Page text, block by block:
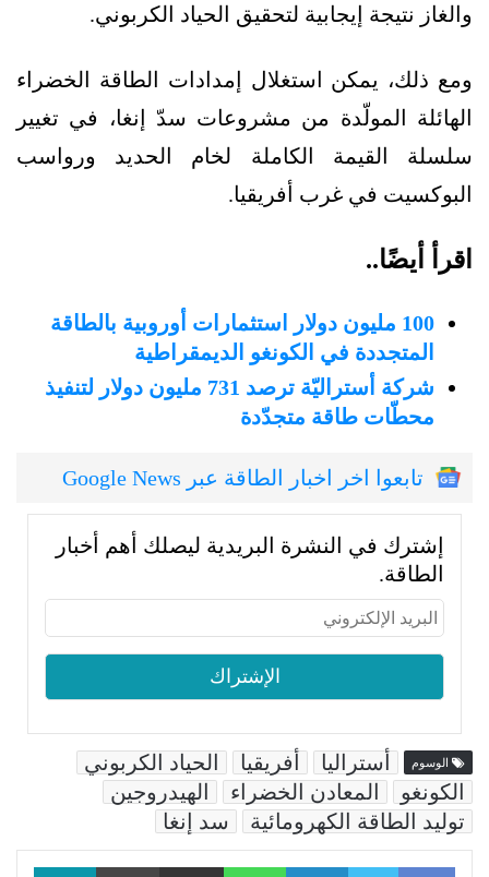
والغاز نتيجة إيجابية لتحقيق الحياد الكربوني.
ومع ذلك، يمكن استغلال إمدادات الطاقة الخضراء
الهائلة المولّدة من مشروعات سدّ إنغا، في تغيير
سلسلة القيمة الكاملة لخام الحديد ورواسب
البوكسيت في غرب أفريقيا.
اقرأ أيضًا..
100 مليون دولار استثمارات أوروبية بالطاقة
المتجددة في الكونغو الديمقراطية
شركة أستراليّة ترصد 731 مليون دولار لتنفيذ
محطّات طاقة متجدّدة
تابعوا اخر اخبار الطاقة عبر Google News
إشترك في النشرة البريدية ليصلك أهم أخبار
الطاقة.
الوسوم أستراليا أفريقيا
الحياد الكربوني
الكونغو
المعادن الخضراء
الهيدروجين
توليد الطاقة الكهرومائية
سد إنغا
Facebook
LinkedIn
WhatsAppمشاركة عبر البريد طباعة